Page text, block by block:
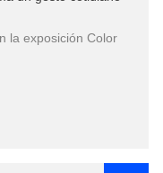
la exposición Color